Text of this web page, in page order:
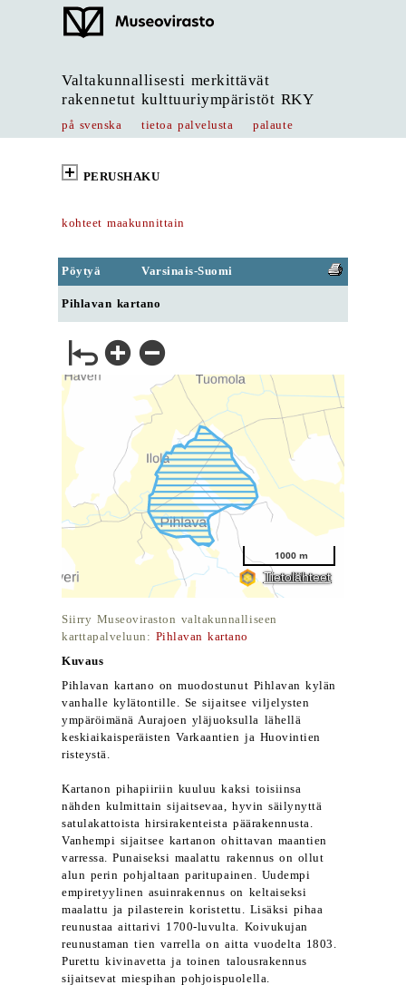
Valtakunnallisesti merkittävät
rakennetut kulttuuriympäristöt RKY
på svenska tietoa palvelusta palaute
PERUSHAKU
kohteet maakunnittain
Pöytyä Varsinais-Suomi
Pihlavan kartano
Siirry Museoviraston valtakunnalliseen
karttapalveluun: Pihlavan kartano
Kuvaus
Pihlavan kartano on muodostunut Pihlavan kylän
vanhalle kylätontille. Se sijaitsee viljelysten
ympäröimänä Aurajoen yläjuoksulla lähellä
keskiaikaisperäisten Varkaantien ja Huovintien
risteystä.
Kartanon pihapiiriin kuuluu kaksi toisiinsa
nähden kulmittain sijaitsevaa, hyvin säilynyttä
satulakattoista hirsirakenteista päärakennusta.
Vanhempi sijaitsee kartanon ohittavan maantien
varressa. Punaiseksi maalattu rakennus on ollut
alun perin pohjaltaan paritupainen. Uudempi
empiretyylinen asuinrakennus on keltaiseksi
maalattu ja pilasterein koristettu. Lisäksi pihaa
reunustaa aittarivi 1700-luvulta. Koivukujan
reunustaman tien varrella on aitta vuodelta 1803.
Purettu kivinavetta ja toinen talousrakennus
sijaitsevat miespihan pohjoispuolella.